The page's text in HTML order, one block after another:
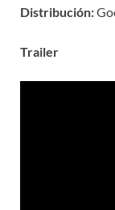
Distribución:
Trailer